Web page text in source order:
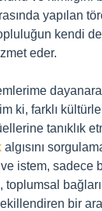
yapılan
kendi
eder.
ki, farklı
tanıklık
algısını
istem, sadece
toplumsal
bir